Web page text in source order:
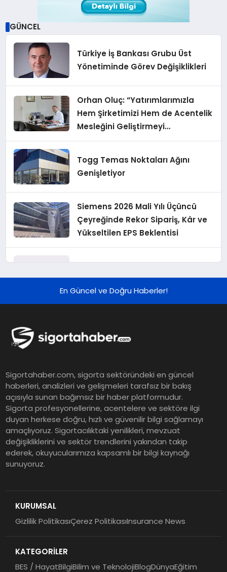
GÜNCEL
Türkiye İş Bankası Grubu Üst
Yönetiminde Görev Değişiklikleri
Orhan Oluç: “Yatırımlarımızla
Hem Şirketimizi Hem de Acentelik
Mesleğini Geliştirmeyi
Hedefliyoruz”
Togg Temas Noktaları Ağını
Genişletiyor
Siemens 2026 Mali Yılı Üçüncü
Çeyreğinde Rekor Sipariş, Kâr ve
Yükseltilen EPS Beklentisi
Finansal Sonuçlarını Açıkladı
Grup Müdürü Olarak Atandı
Mevduat kısa vadeyi, koruma
ürünleri uzun vadeyi tutuyor
Şekerbank 2026 İlk Yarı Finansal
Sonuçları
EY Küresel Siber Güvenlik
Dayanıklılık
En Güncel ve Doğru Haberler!
Sigortahaber.com, sigorta sektöründeki en güncel
haberleri, analizleri ve gelişmeleri tarafsız bir bakış
açısıyla sunan bağımsız bir haber platformudur.
Sigorta profesyonellerine, acentelere ve sektöre ilgi
duyan herkese doğru, hızlı ve güvenilir bilgi sağlamayı
amaçlıyoruz. Sigortacılıktaki yenilikleri, mevzuat
değişikliklerini ve sektör trendlerini yakından takip
ederek, okuyucularımıza kapsamlı bir bilgi kaynağı
sunuyoruz.
KURUMSAL
Gizlilik PolitikasıÇerez PolitikasıInsurance News
KATEGORİLER
BES / HayatBilgiBilim ve TeknolojiBlogDünyaEğitim